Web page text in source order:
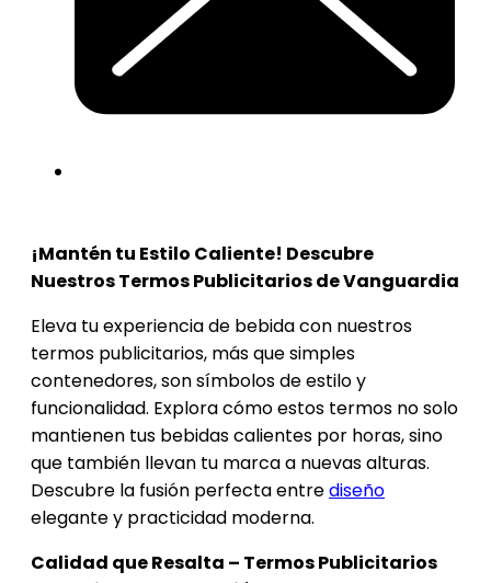
¡Mantén tu Estilo Caliente! Descubre
Nuestros Termos Publicitarios de Vanguardia
Eleva tu experiencia de bebida con nuestros
termos publicitarios, más que simples
contenedores, son símbolos de estilo y
funcionalidad. Explora cómo estos termos no solo
mantienen tus bebidas calientes por horas, sino
que también llevan tu marca a nuevas alturas.
Descubre la fusión perfecta entrediseño
elegante y practicidad moderna.
Calidad que Resalta – Termos Publicitarios